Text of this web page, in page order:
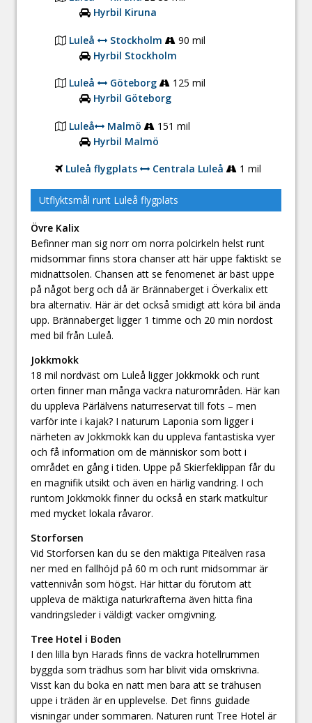
Hyrbil Kiruna
Luleå Stockholm
90 mil
Hyrbil Stockholm
Luleå Göteborg
125 mil
Hyrbil Göteborg
Luleå Malmö
151 mil
Hyrbil Malmö
Luleå flygplats Centrala Luleå 1 mil
Utflyktsmål runt Luleå flygplats
Övre Kalix
Befinner man sig norr om norra polcirkeln helst runt
midsommar finns stora chanser att här uppe faktiskt se
midnattsolen. Chansen att se fenomenet är bäst uppe
på något berg och då är Brännaberget i Överkalix ett
bra alternativ. Här är det också smidigt att köra bil ända
upp. Brännaberget ligger 1 timme och 20 min nordost
med bil från Luleå.
Jokkmokk
18 mil nordväst om Luleå ligger Jokkmokk och runt
orten finner man många vackra naturområden. Här kan
du uppleva Pärlälvens naturreservat till fots – men
varför inte i kajak? I naturum Laponia som ligger i
närheten av Jokkmokk kan du uppleva fantastiska vyer
och få information om de människor som bott i
området en gång i tiden. Uppe på Skierfeklippan får du
en magnifik utsikt och även en härlig vandring. I och
runtom Jokkmokk finner du också en stark matkultur
med mycket lokala råvaror.
Storforsen
Vid Storforsen kan du se den mäktiga Piteälven rasa
ner med en fallhöjd på 60 m och runt midsommar är
vattennivån som högst. Här hittar du förutom att
uppleva de mäktiga naturkrafterna även hitta fina
vandringsleder i väldigt vacker omgivning.
Tree Hotel i Boden
I den lilla byn Harads finns de vackra hotellrummen
byggda som trädhus som har blivit vida omskrivna.
Visst kan du boka en natt men bara att se trähusen
uppe i träden är en upplevelse. Det finns guidade
visningar under sommaren. Naturen runt Tree Hotel är